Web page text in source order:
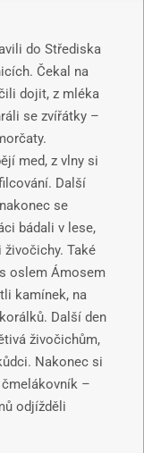
do Střediska
Čekal na
dojit, z mléka
se zvířátky –
med, z vlny si
Další
se
bádali v lese,
Také
oslem Ámosem
kamínek, na
Další den
živočichům,
Nakonec si
–
odjížděli